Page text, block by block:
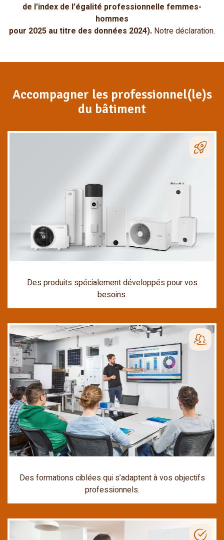
de l’index de l’égalité professionnelle femmes-
hommes
pour 2025 au titre des données 2024). Notre déclaration.
Accompagner les professionnel(le)s
du bâtiment
Des produits spécialement développés pour vos
besoins.
Des formations ciblées qui s’adaptent à vos objectifs
professionnels.